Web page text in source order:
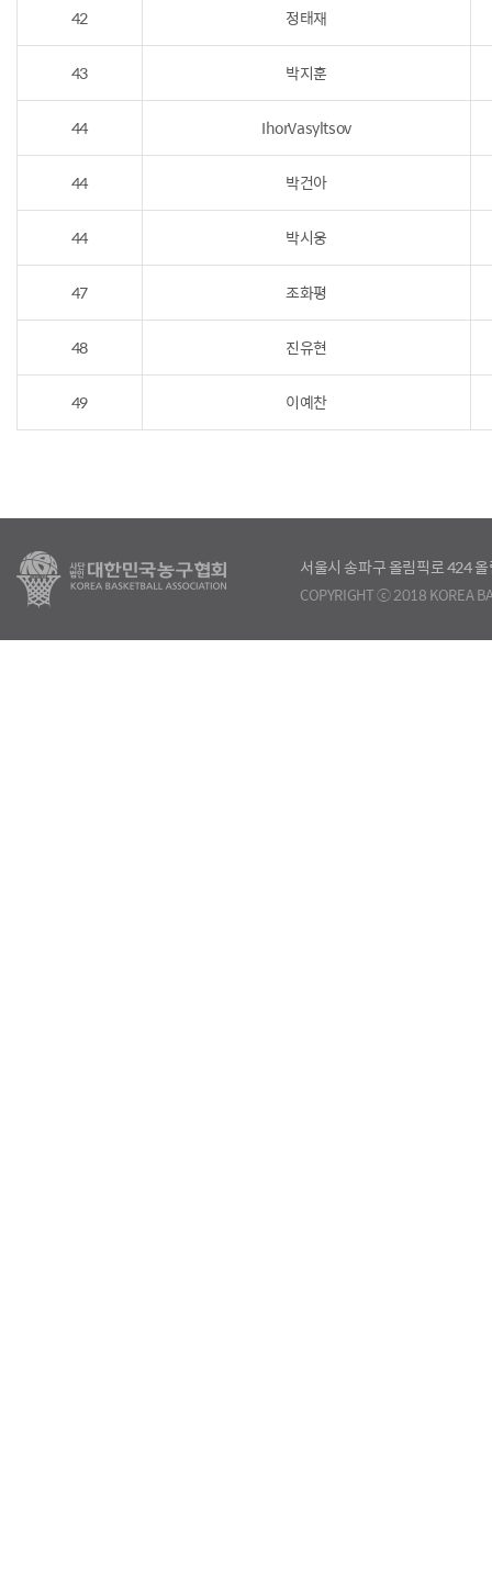
42 정태재
43 박지훈
44 IhorVasyltsov
44 박건아
44 박시웅
47 조화평
48 진유현
49 이예찬
서울시 송파구 올림픽로 424
COPYRIGHT ⓒ 2018 KOREA